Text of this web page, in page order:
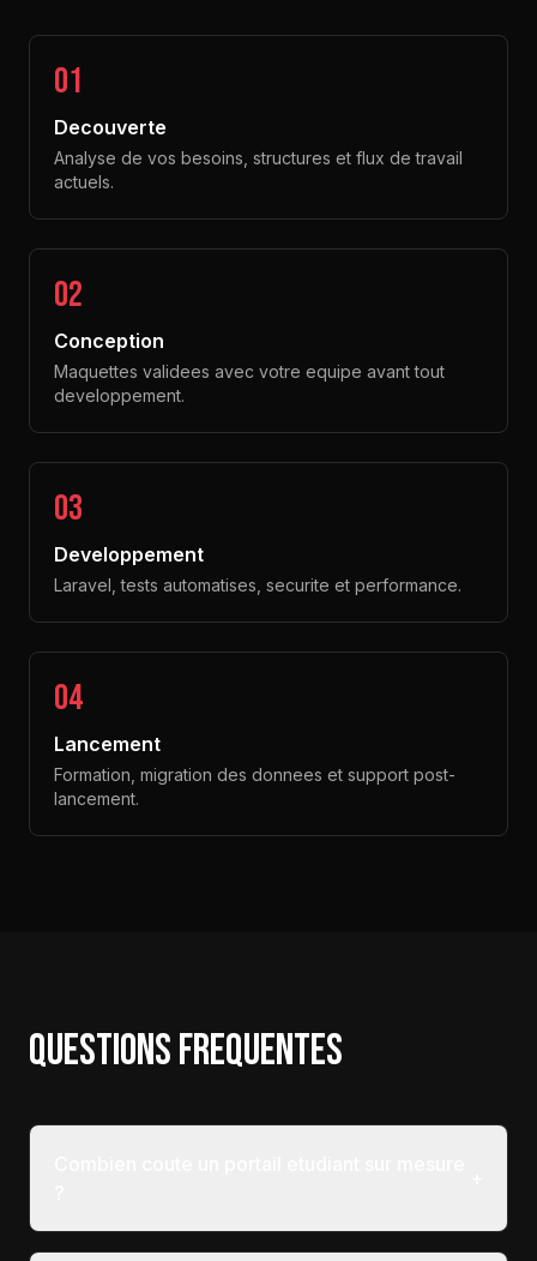
01
Decouverte
Analyse de vos besoins, structures et flux de travail
actuels.
02
Conception
Maquettes validees avec votre equipe avant tout
developpement.
03
Developpement
Laravel, tests automatises, securite et performance.
04
Lancement
Formation, migration des donnees et support post-
lancement.
Questions frequentes